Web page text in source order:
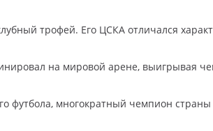
трофей. Его ЦСКА отличался
на мировой арене, выигрывая
многократный чемпион страны